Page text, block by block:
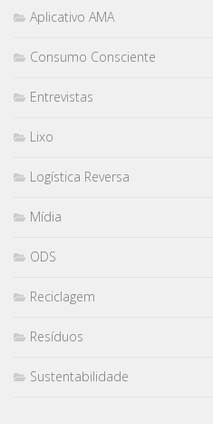
Aplicativo AMA
Consumo Consciente
Entrevistas
Lixo
Logística Reversa
Mídia
ODS
Reciclagem
Resíduos
Sustentabilidade